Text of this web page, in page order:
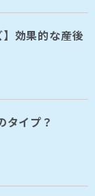
】効果的な産後
タイプ？